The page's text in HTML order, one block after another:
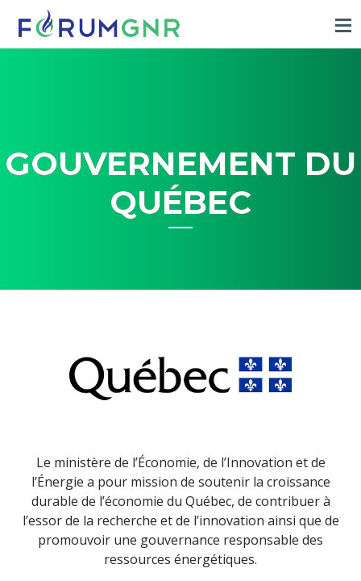
GOUVERNEMENT DU
QUÉBEC
Le ministère de l’Économie, de l’Innovation et de
l’Énergie a pour mission de soutenir la croissance
durable de l’économie du Québec, de contribuer à
l’essor de la recherche et de l’innovation ainsi que de
promouvoir une gouvernance responsable des
ressources énergétiques.